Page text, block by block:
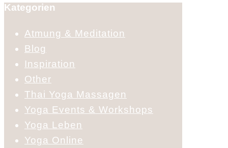
Kategorien
Atmung & Meditation
Blog
Inspiration
Other
Thai Yoga Massagen
Yoga Events & Workshops
Yoga Leben
Yoga Online